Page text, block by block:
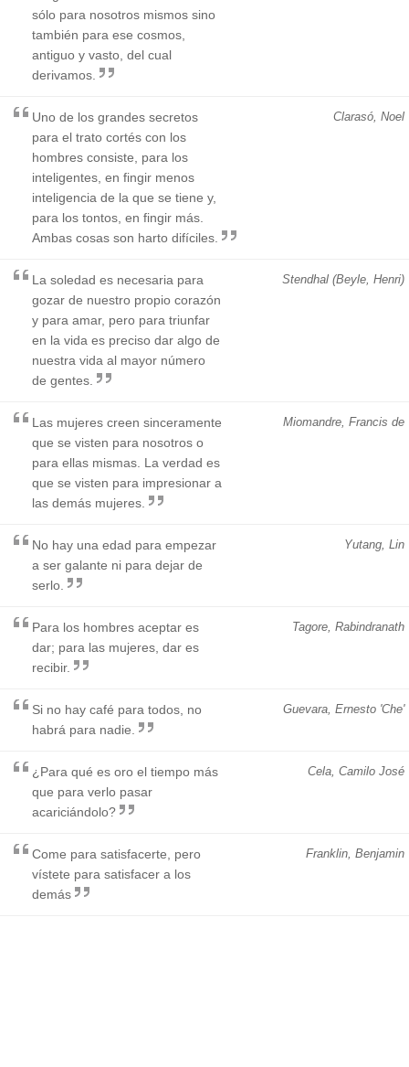
sólo para nosotros mismos sino
también para ese cosmos,
antiguo y vasto, del cual
derivamos.
Clarasó, Noel
Uno de los grandes secretos
para el trato cortés con los
hombres consiste, para los
inteligentes, en fingir menos
inteligencia de la que se tiene y,
para los tontos, en fingir más.
Ambas cosas son harto difíciles.
Stendhal (Beyle, Henri)
La soledad es necesaria para
gozar de nuestro propio corazón
y para amar, pero para triunfar
en la vida es preciso dar algo de
nuestra vida al mayor número
de gentes.
Miomandre, Francis de
Las mujeres creen sinceramente
que se visten para nosotros o
para ellas mismas. La verdad es
que se visten para impresionar a
las demás mujeres.
Yutang, Lin
No hay una edad para empezar
a ser galante ni para dejar de
serlo.
Tagore, Rabindranath
Para los hombres aceptar es
dar; para las mujeres, dar es
recibir.
Guevara, Ernesto 'Che'
Si no hay café para todos, no
habrá para nadie.
Cela, Camilo José
¿Para qué es oro el tiempo más
que para verlo pasar
acariciándolo?
Franklin, Benjamin
Come para satisfacerte, pero
vístete para satisfacer a los
demás